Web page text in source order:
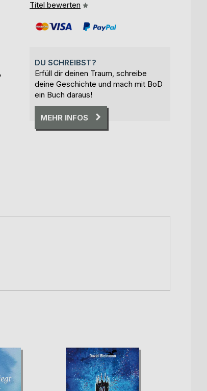
Titel bewerten
DU SCHREIBST?
Erfüll dir deinen Traum, schreibe
deine Geschichte und mach mit BoD
ein Buch daraus!
MEHR INFOS